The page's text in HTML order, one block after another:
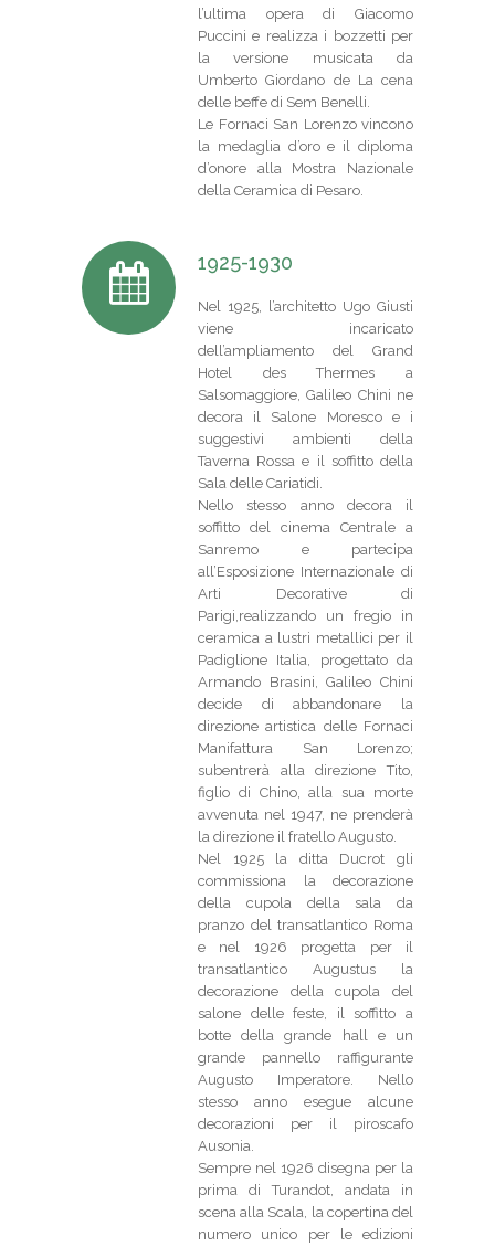
l’ultima opera di Giacomo
Puccini e realizza i bozzetti per
la versione musicata da
Umberto Giordano de La cena
delle beffe di Sem Benelli.
Le Fornaci San Lorenzo vincono
la medaglia d’oro e il diploma
d’onore alla Mostra Nazionale
della Ceramica di Pesaro.
1925-1930
Nel 1925, l’architetto Ugo Giusti
viene incaricato
dell’ampliamento del Grand
Hotel des Thermes a
Salsomaggiore, Galileo Chini ne
decora il Salone Moresco e i
suggestivi ambienti della
Taverna Rossa e il soffitto della
Sala delle Cariatidi.
Nello stesso anno decora il
soffitto del cinema Centrale a
Sanremo e partecipa
all’Esposizione Internazionale di
Arti Decorative di
Parigi,realizzando un fregio in
ceramica a lustri metallici per il
Padiglione Italia, progettato da
Armando Brasini, Galileo Chini
decide di abbandonare la
direzione artistica delle Fornaci
Manifattura San Lorenzo;
subentrerà alla direzione Tito,
figlio di Chino, alla sua morte
avvenuta nel 1947, ne prenderà
la direzione il fratello Augusto.
Nel 1925 la ditta Ducrot gli
commissiona la decorazione
della cupola della sala da
pranzo del transatlantico Roma
e nel 1926 progetta per il
transatlantico Augustus la
decorazione della cupola del
salone delle feste, il soffitto a
botte della grande hall e un
grande pannello raffigurante
Augusto Imperatore. Nello
stesso anno esegue alcune
decorazioni per il piroscafo
Ausonia.
Sempre nel 1926 disegna per la
prima di Turandot, andata in
scena alla Scala, la copertina del
numero unico per le edizioni